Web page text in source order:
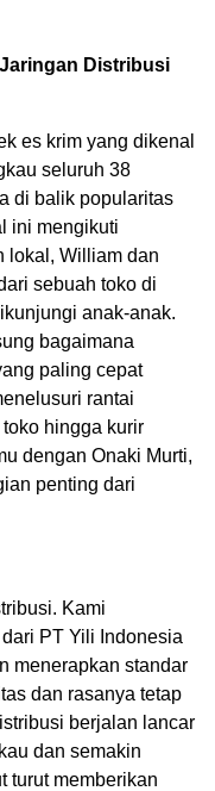
Distribusi
es krim yang dikenal
seluruh 38
di balik popularitas
ini mengikuti
lokal, William dan
sebuah toko di
anak-anak.
bagaimana
paling cepat
rantai
hingga kurir
dengan Onaki Murti,
penting dari
Kami
PT Yili Indonesia
menerapkan standar
dan rasanya tetap
berjalan lancar
dan semakin
turut memberikan